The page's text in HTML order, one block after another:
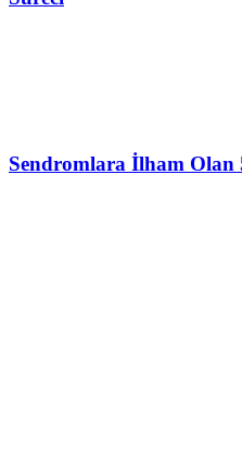
Sendromlara İlham